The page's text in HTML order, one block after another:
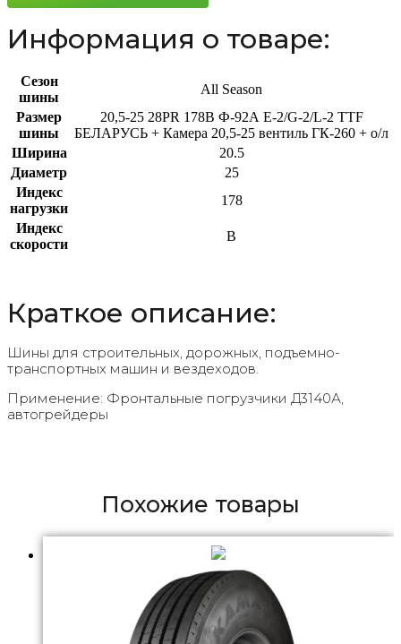
Информация о товаре:
Сезон
шины
All Season
Размер
шины
20,5-25 28PR 178B Ф-92А E-2/G-2/L-2 TTF
БЕЛАРУСЬ + Камера 20,5-25 вентиль ГК-260 + о/л
Ширина
20.5
Диаметр
25
Индекс
нагрузки
178
Индекс
скорости
B
Краткое описание:
Шины для строительных, дорожных, подъемно-
транспортных машин и вездеходов.
Применение: Фронтальные погрузчики Д3140А,
автогрейдеры
Похожие товары